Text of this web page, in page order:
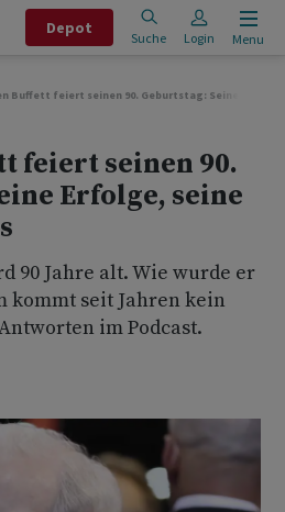
Depot
Suche Login Menu
Buffett feiert seinen 90. Geburtstag: Seine
feiert seinen 90.
Erfolge, seine
90 Jahre alt. Wie wurde er
kommt seit Jahren kein
im Podcast.